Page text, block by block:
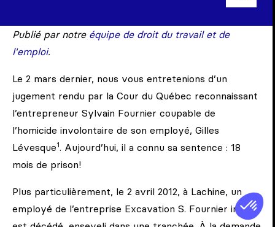
Publié par notre équipe de droit du travail et de
l'emploi.
Le 2 mars dernier, nous vous entretenions d’un
jugement rendu par la Cour du Québec reconnaissant
l’entrepreneur Sylvain Fournier coupable de
l’homicide involontaire de son employé, Gilles
Lévesque1. Aujourd’hui, il a connu sa sentence : 18
mois de prison!
Plus particulièrement, le 2 avril 2012, à Lachine, un
employé de l’entreprise Excavation S. Fournier inc.